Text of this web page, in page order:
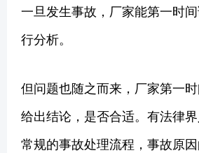
一旦发生事故，厂家能第一时
行分析。
但问题也随之而来，厂家第一
给出结论，是否合适。有法律
常规的事故处理流程，事故原